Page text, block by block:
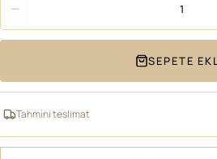
1
SEPETE
Tahmini teslimat